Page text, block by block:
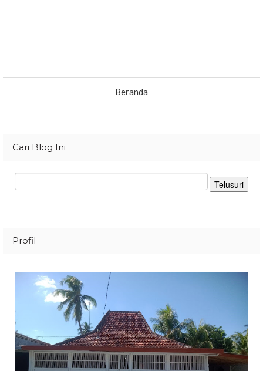
Beranda
Cari Blog Ini
Profil